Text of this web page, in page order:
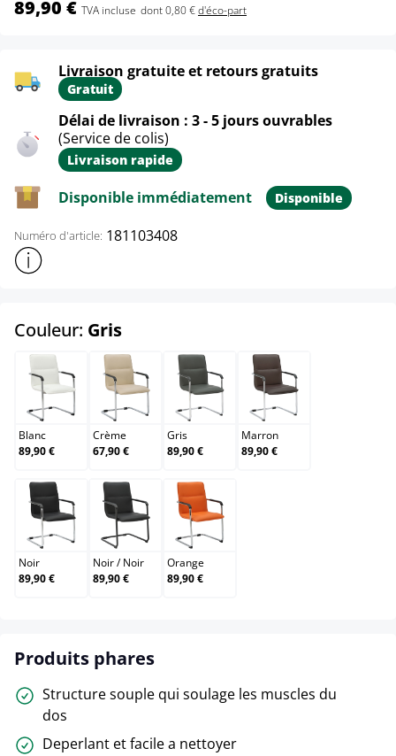
89,90 € TVA incluse dont 0,80 €d'éco-part
Livraison gratuite et retours gratuits
Gratuit
Délai de livraison : 3 - 5 jours ouvrables
(Service de colis)
Livraison rapide
Disponible immédiatement Disponible
Numéro d'article: 181103408
Afficher plus d'informations sur le produit
Couleur: Grisselect
Blanc
Blanc
89,90 €
Crème
Crème
67,90 €
Gris
Gris
89,90 €
Marron
Marron
89,90 €
Noir
Noir
89,90 €
Noir / Noir
Noir/Noir
89,90 €
Orange
Orange
89,90 €
Produits phares
Structure souple qui soulage les muscles du
dos
Deperlant et facile a nettoyer